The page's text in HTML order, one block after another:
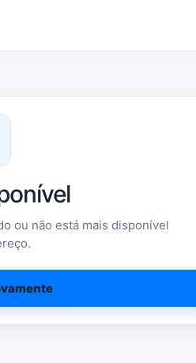
ou não está mais disponível